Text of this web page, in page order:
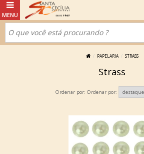
PAPELARIA STRASS
Strass
Ordenar por: